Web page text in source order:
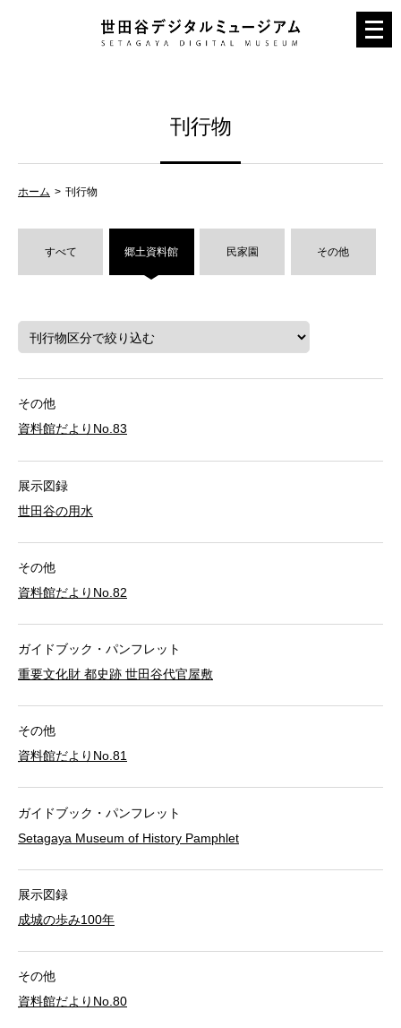
メ
ニ
刊行物
ホーム 刊行物
すべて 郷土資料館 民家園 その他
その他
資料館だよりNo.83
展示図録
世田谷の用水
その他
資料館だよりNo.82
ガイドブック・パンフレット
重要文化財 都史跡 世田谷代官屋敷
その他
資料館だよりNo.81
ガイドブック・パンフレット
Setagaya Museum of History Pamphlet
展示図録
成城の歩み100年
その他
資料館だよりNo.80